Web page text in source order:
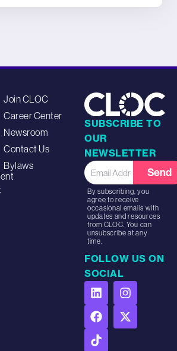
Join CLOC
Career Center
Newsroom
Contact Us
Bylaws
SUBSCRIBE TO
OUR
NEWSLETTER
Send
By subscribing, you
agree to receive
occasional emails with
updates and resources
from CLOC. You can
unsubscribe at any
time.
FOLLOW US ON
SOCIAL